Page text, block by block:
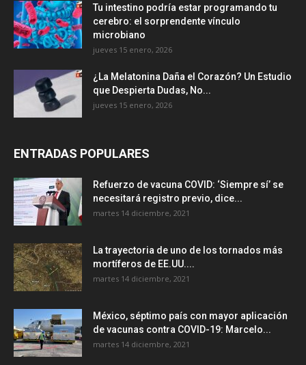
Tu intestino podría estar programando tu
cerebro: el sorprendente vínculo
microbiano
jueves 15 enero, 2026
¿La Melatonina Daña el Corazón? Un Estudio
que Despierta Dudas, No...
jueves 15 enero, 2026
ENTRADAS POPULARES
Refuerzo de vacuna COVID: ‘Siempre sí’ se
necesitará registro previo, dice...
martes 14 diciembre, 2021
La trayectoria de uno de los tornados más
mortíferos de EE.UU....
martes 14 diciembre, 2021
México, séptimo país con mayor aplicación
de vacunas contra COVID-19: Marcelo...
martes 14 diciembre, 2021